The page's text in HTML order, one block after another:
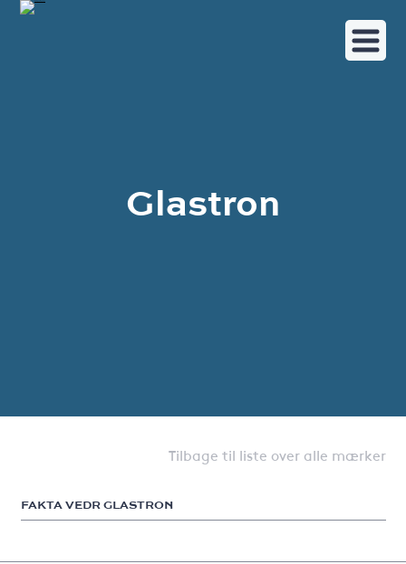
Glastron
Tilbage til liste over alle mærker
FAKTA VEDR GLASTRON